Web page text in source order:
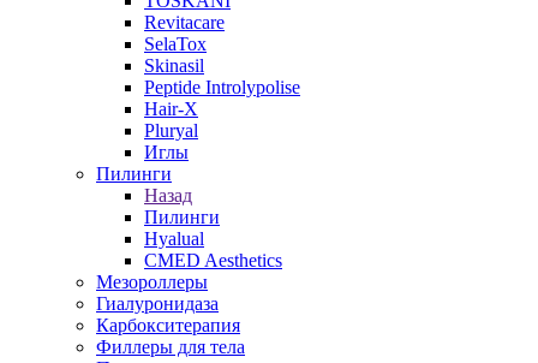
Revitacare
SelaTox
Skinasil
Peptide Introlypolise
Hair-X
Pluryal
Иглы
Пилинги
Назад
Пилинги
Hyalual
CMED Aesthetics
Мезороллеры
Гиалуронидаза
Карбокситерапия
Филлеры для тела